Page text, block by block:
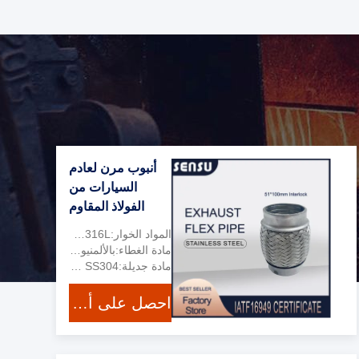
أنبوب مرن لعادم
السيارات من
الفولاذ المقاوم
Interlcok
51x100mm
احصل على أفضل سعر